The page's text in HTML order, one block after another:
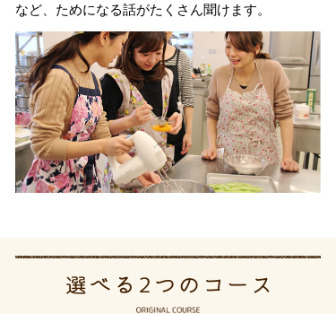
など、ためになる話がたくさん聞けます。